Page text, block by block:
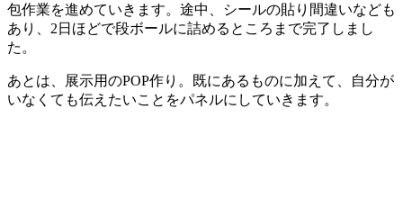
包作業を進めていきます。途中、シールの貼り間違いなども
あり、2日ほどで段ボールに詰めるところまで完了しまし
た。
あとは、展示用のPOP作り。既にあるものに加えて、自分が
いなくても伝えたいことをパネルにしていきます。